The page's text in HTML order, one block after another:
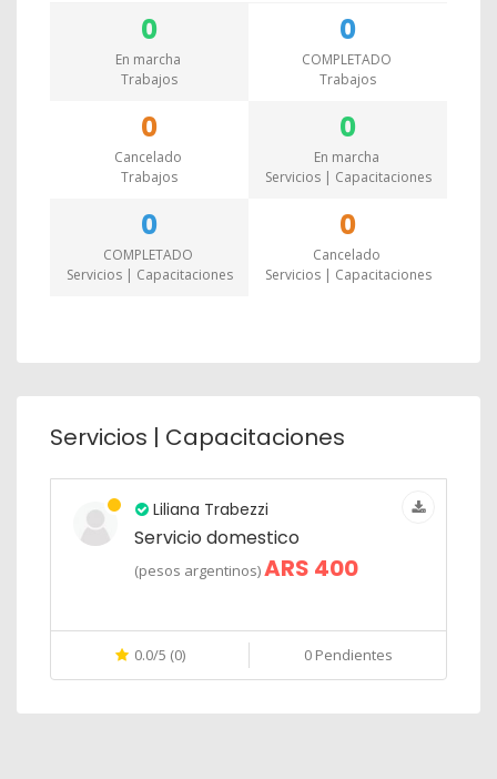
0
En marcha
Trabajos
0
COMPLETADO
Trabajos
0
Cancelado
Trabajos
0
En marcha
Servicios | Capacitaciones
0
COMPLETADO
Servicios | Capacitaciones
0
Cancelado
Servicios | Capacitaciones
Servicios | Capacitaciones
Liliana Trabezzi
Servicio domestico
(pesos argentinos)ARS 400
0.0/5 (0) 0 Pendientes